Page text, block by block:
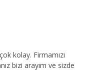
kolay. Firmamızı
bizi arayım ve sizde